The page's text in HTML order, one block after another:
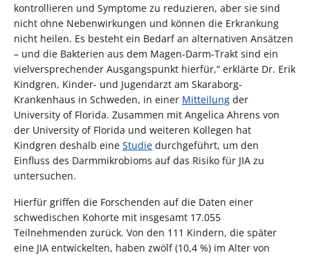
kontrollieren und Symptome zu reduzieren, aber sie sind
nicht ohne Nebenwirkungen und können die Erkrankung
nicht heilen. Es besteht ein Bedarf an alternativen Ansätzen
– und die Bakterien aus dem Magen-Darm-Trakt sind ein
vielversprechender Ausgangspunkt hierfür,“ erklärte Dr. Erik
Kindgren, Kinder- und Jugendarzt am Skaraborg-
Krankenhaus in Schweden, in einer Mitteilung der
University of Florida. Zusammen mit Angelica Ahrens von
der University of Florida und weiteren Kollegen hat
Kindgren deshalb eine Studie durchgeführt, um den
Einfluss des Darmmikrobioms auf das Risiko für JIA zu
untersuchen.
Hierfür griffen die Forschenden auf die Daten einer
schwedischen Kohorte mit insgesamt 17.055
Teilnehmenden zurück. Von den 111 Kindern, die später
eine JIA entwickelten, haben zwölf (10,4 %) im Alter von